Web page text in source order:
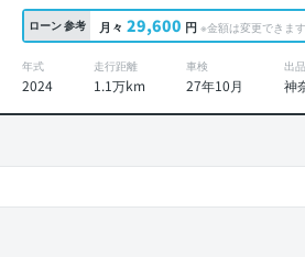
ローン参考 月々 29,600 円 ※金額は変更できます
年式
2024
走行距離
1.1万km
車検
27年10月
出
神